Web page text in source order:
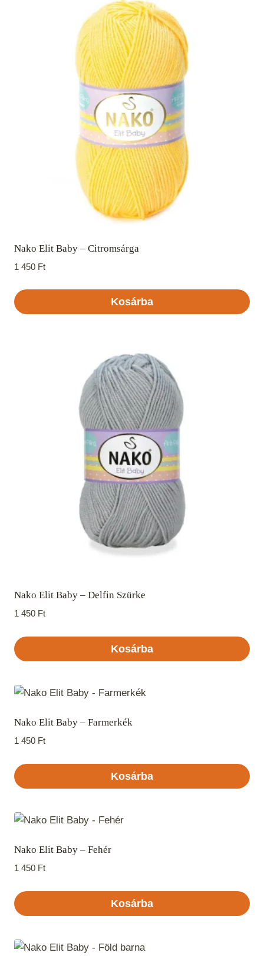
Nako Elit Baby – Citromsárga
1 450 Ft
Kosárba
Nako Elit Baby – Delfin Szürke
1 450 Ft
Kosárba
Nako Elit Baby – Farmerkék
1 450 Ft
Kosárba
Nako Elit Baby – Fehér
1 450 Ft
Kosárba